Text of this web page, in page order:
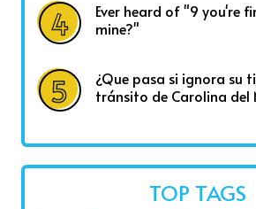
Ever heard of "9 you're
mine?"
¿Que pasa si ignora su
tránsito de Carolina del
TOP TAGS